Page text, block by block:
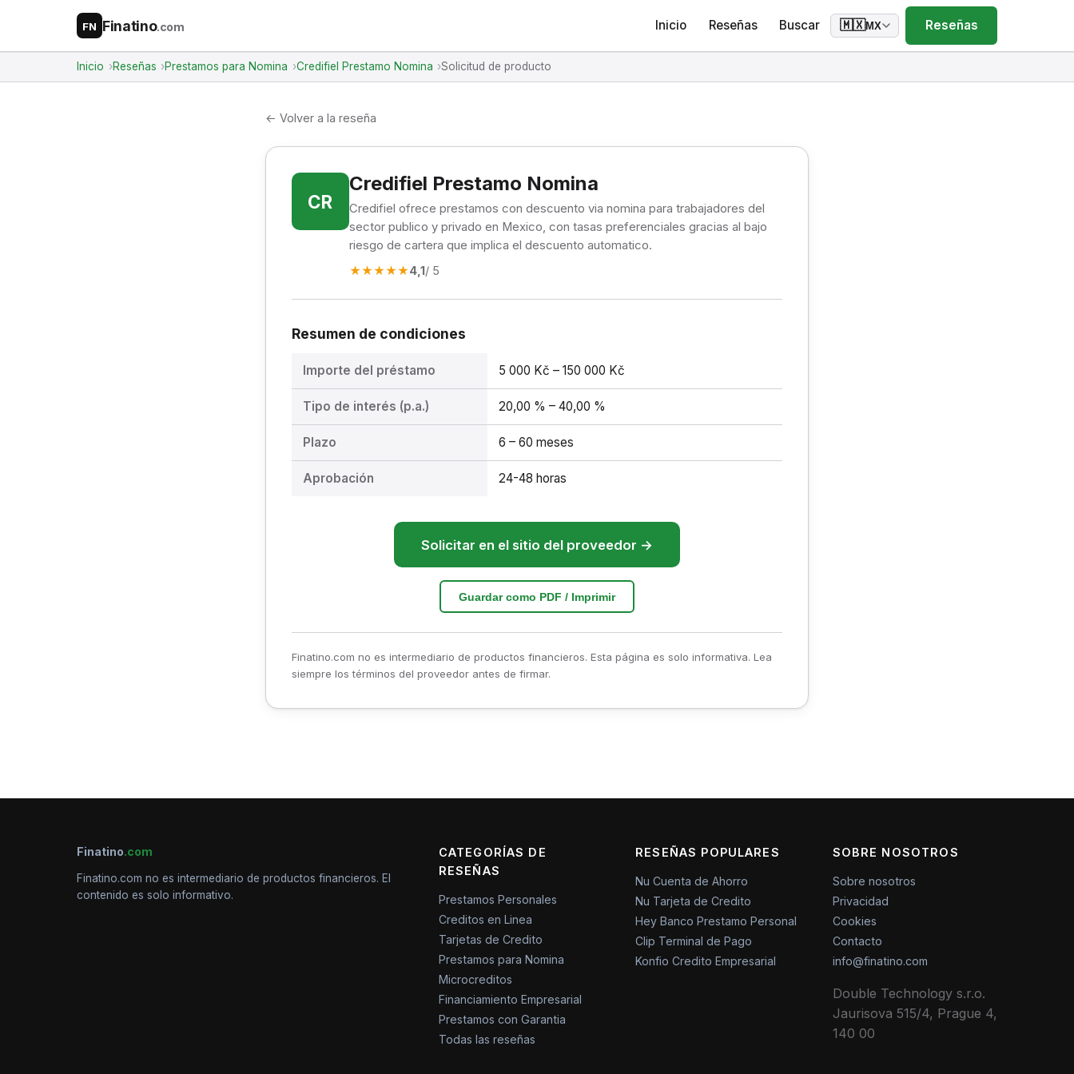
FN Finatino.com Inicio Reseñas Buscar 🇲🇽MX Reseñas
Inicio Reseñas Prestamos para Nomina Credifiel Prestamo Nomina Solicitud de producto
← Volver a la reseña
CR
Credifiel Prestamo Nomina
Credifiel ofrece prestamos con descuento via nomina para trabajadores del
sector publico y privado en Mexico, con tasas preferenciales gracias al bajo
riesgo de cartera que implica el descuento automatico.
★★★★★4,1/ 5
Resumen de condiciones
Importe del préstamo 5 000 Kč – 150 000 Kč
Tipo de interés (p.a.) 20,00 % – 40,00 %
Plazo 6 – 60 meses
Aprobación 24-48 horas
Solicitar en el sitio del proveedor →
Guardar como PDF / Imprimir
Finatino.com no es intermediario de productos financieros. Esta página es solo informativa. Lea
siempre los términos del proveedor antes de firmar.
Finatino.com
Finatino.com no es intermediario de productos financieros. El
contenido es solo informativo.
CATEGORÍAS DE
RESEÑAS
Prestamos Personales
Creditos en Linea
Tarjetas de Credito
Prestamos para Nomina
Microcreditos
Financiamiento Empresarial
Prestamos con Garantia
Todas las reseñas
RESEÑAS POPULARES
Nu Cuenta de Ahorro
Nu Tarjeta de Credito
Hey Banco Prestamo Personal
Clip Terminal de Pago
Konfio Credito Empresarial
SOBRE NOSOTROS
Sobre nosotros
Privacidad
Cookies
Contacto
info@finatino.com
Double Technology s.r.o.
Jaurisova 515/4, Prague 4,
140 00